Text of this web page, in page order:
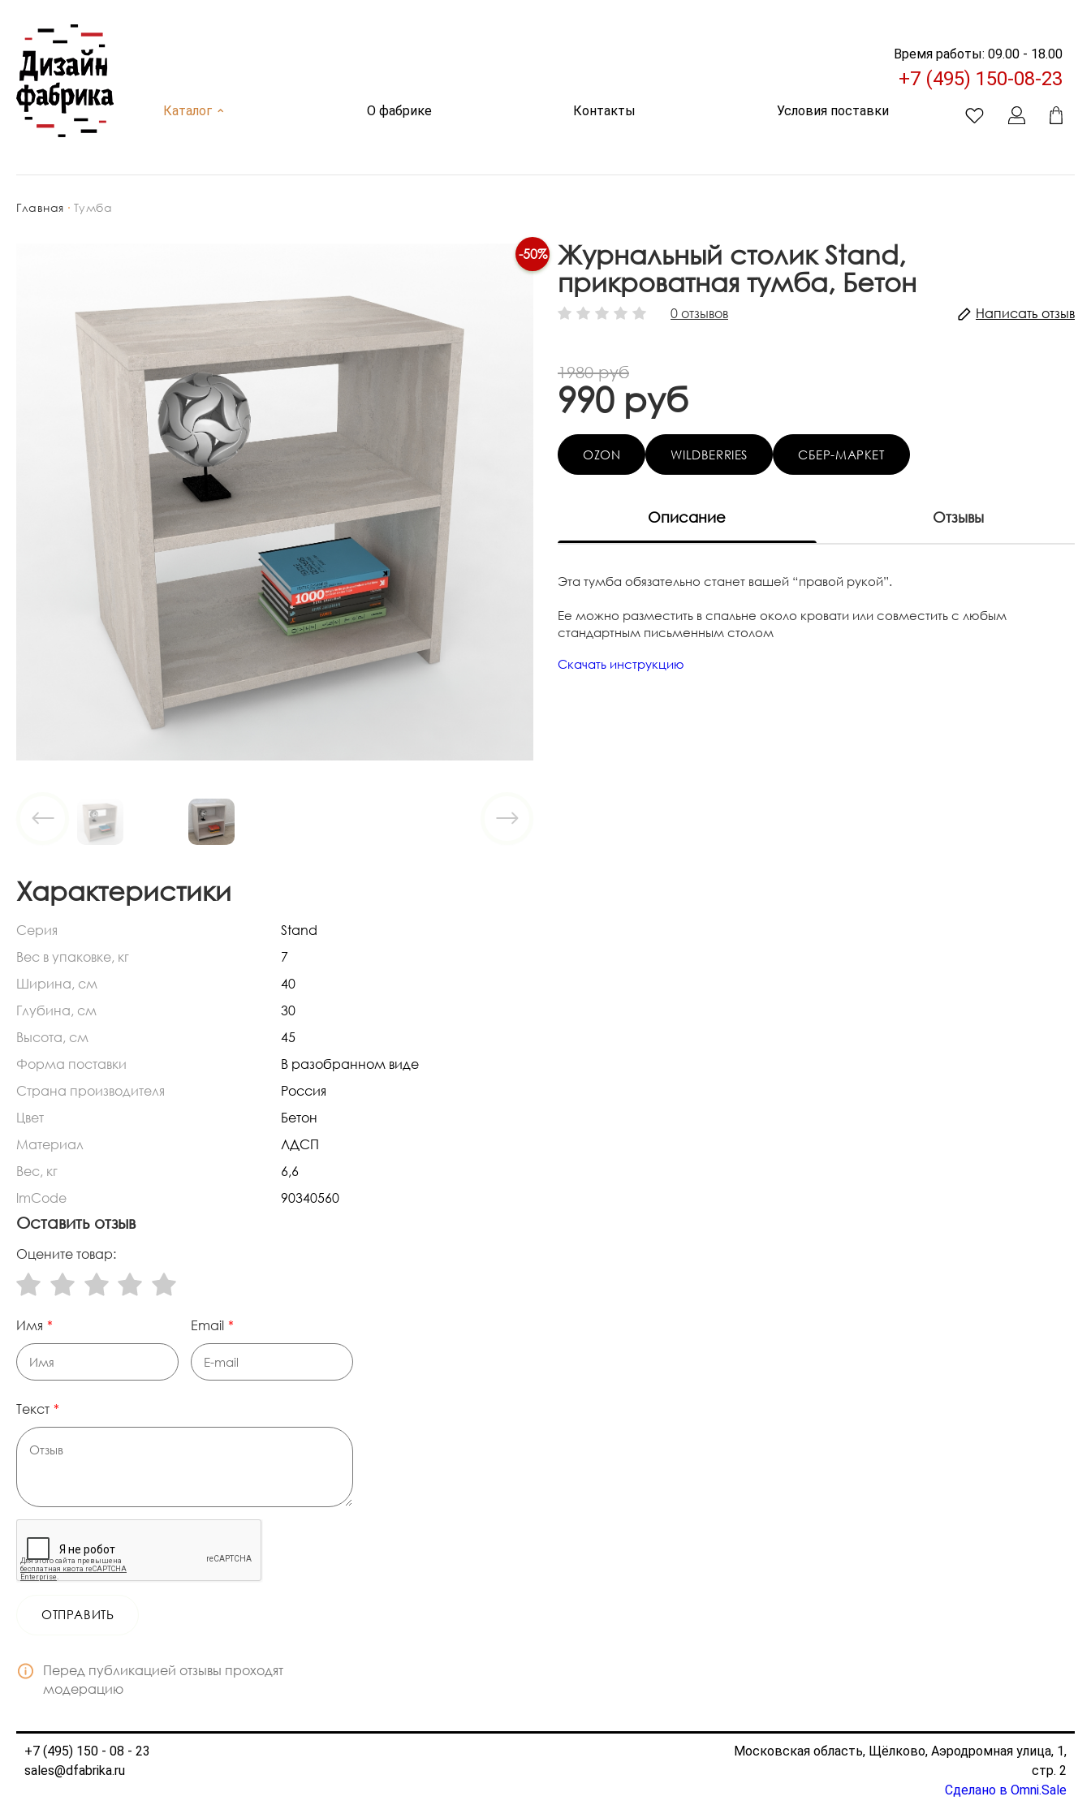
Каталог ⌃ О фабрике Контакты Условия поставки
Время работы: 09.00 - 18.00
+7 (495) 150-08-23
Главная Тумба
-50%
Журнальный столик Stand,
прикроватная тумба, Бетон
0 отзывов Написать отзыв
1980 руб
990 руб
OZON WILDBERRIES СБЕР-МАРКЕТ
Описание Отзывы
Эта тумба обязательно станет вашей “правой рукой”.
Ее можно разместить в спальне около кровати или совместить с любым
стандартным письменным столом
Скачать инструкцию
Характеристики
Серия
Stand
Вес в упаковке, кг
7
Ширина, см
40
Глубина, см
30
Высота, см
45
Форма поставки
В разобранном виде
Страна производителя
Россия
Цвет
Бетон
Материал
ЛДСП
Вес, кг
6,6
lmCode
90340560
Оставить отзыв
Оцените товар:
Имя Email
Текст
ОТПРАВИТЬ
Перед публикацией отзывы проходят
модерацию
+7 (495) 150 - 08 - 23
sales@dfabrika.ru
Московская область, Щёлково, Аэродромная улица, 1,
стр. 2
Сделано в Omni.Sale